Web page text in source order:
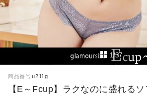
1/37
商品番号 u211g
【E～Fcup】ラクなのに盛れるソ